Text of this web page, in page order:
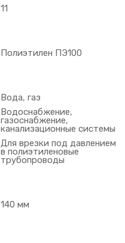
11
Полиэтилен ПЭ100
Вода, газ
Водоснабжение,
газоснабжение,
канализационные системы
Для врезки под давлением
в полиэтиленовые
трубопроводы
140 мм